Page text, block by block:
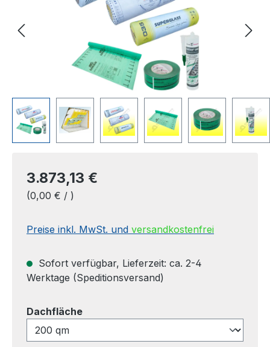
3.873,13 €
(0,00 € / )
Preise inkl. MwSt. und versandkostenfrei
Sofort verfügbar, Lieferzeit: ca. 2-4
Werktage (Speditionsversand)
Dachflächeauswählen